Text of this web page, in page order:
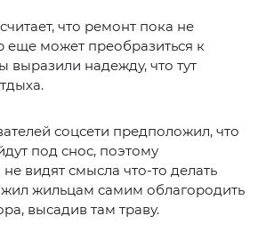
что ремонт пока не
еще может преобразиться к
выразили надежду, что тут
соцсети предположил, что
под снос, поэтому
видят смысла что-то делать
жильцам самим облагородить
высадив там траву.